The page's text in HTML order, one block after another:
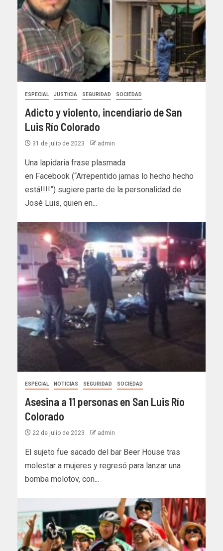
ESPECIAL JUSTICIA SEGURIDAD SOCIEDAD
Adicto y violento, incendiario de San
Luis Río Colorado
31 de julio de 2023 admin
Una lapidaria frase plasmada
en Facebook (“Arrepentido jamas lo hecho hecho
está!!!!”) sugiere parte de la personalidad de
José Luis, quien en...
ESPECIAL NOTICIAS SEGURIDAD SOCIEDAD
Asesina a 11 personas en San Luis Río
Colorado
22 de julio de 2023 admin
El sujeto fue sacado del bar Beer House tras
molestar a mujeres y regresó para lanzar una
bomba molotov, con...